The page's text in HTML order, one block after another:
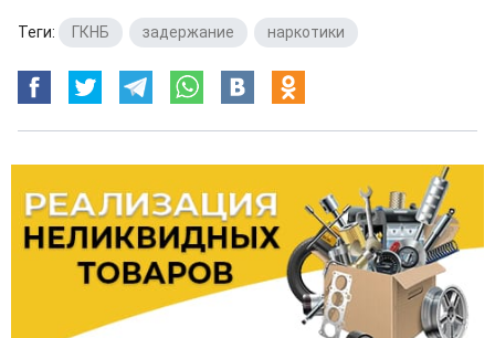
Теги: ГКНБ задержание наркотики